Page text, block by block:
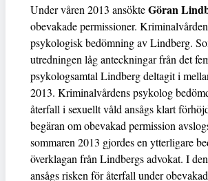
Under våren 2013 ansökteGöran
obevakade permissioner.
psykologisk bedömning av Lindberg.
utredningen låg anteckningar från det
psykologsamtal Lindberg deltagit i
2013. Kriminalvårdens psykolog
återfall i sexuellt våld ansågs klart
begäran om obevakad permission
sommaren 2013 gjordes en ytterligare
överklagan från Lindbergs advokat. I
ansågs risken för återfall under